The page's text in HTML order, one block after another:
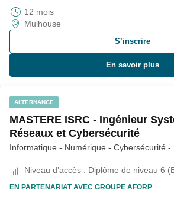
Mulhouse
12 mois
S’inscrire
En savoir plus
ALTERNANCE
MASTERE ISRC - Ingénieur
Réseaux et Cybersécurité
​Informatique - Numérique - Cybersécurité -
Niveau d’accès : Diplôme de niveau 6
EN PARTENARIAT AVEC GROUPE AFORP